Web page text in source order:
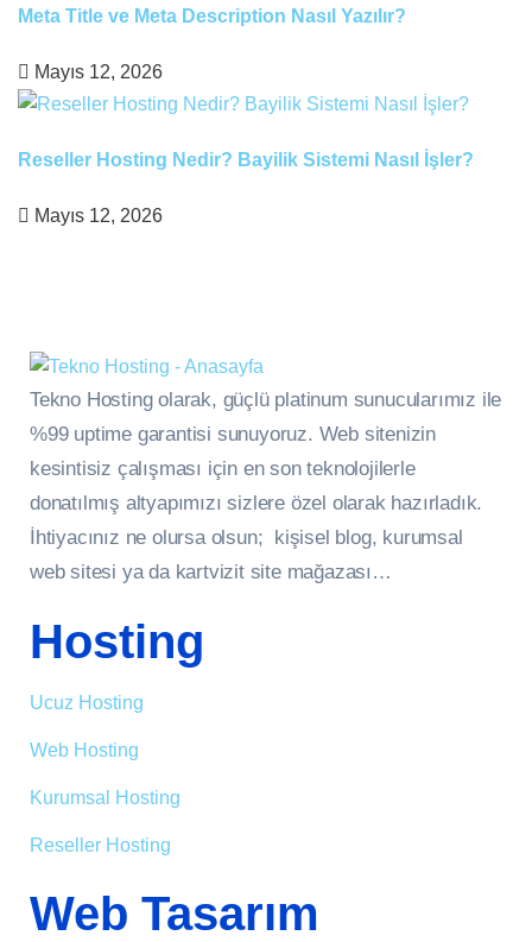
Meta Title ve Meta Description Nasıl Yazılır?
Mayıs 12, 2026
Reseller Hosting Nedir? Bayilik Sistemi Nasıl İşler?
Mayıs 12, 2026
Tekno Hosting olarak, güçlü platinum sunucularımız ile
%99 uptime garantisi sunuyoruz. Web sitenizin
kesintisiz çalışması için en son teknolojilerle
donatılmış altyapımızı sizlere özel olarak hazırladık.
İhtiyacınız ne olursa olsun; kişisel blog, kurumsal
web sitesi ya da kartvizit site mağazası…
Hosting
Ucuz Hosting
Web Hosting
Kurumsal Hosting
Reseller Hosting
Web Tasarım